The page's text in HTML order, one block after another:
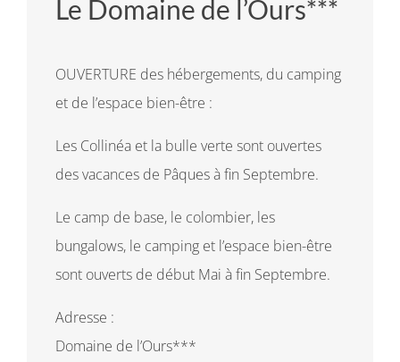
Le Domaine de l’Ours***
OUVERTURE des hébergements, du camping
et de l’espace bien-être :
Les Collinéa et la bulle verte sont ouvertes
des vacances de Pâques à fin Septembre.
Le camp de base, le colombier, les
bungalows, le camping et l’espace bien-être
sont ouverts de début Mai à fin Septembre.
Adresse :
Domaine de l’Ours***